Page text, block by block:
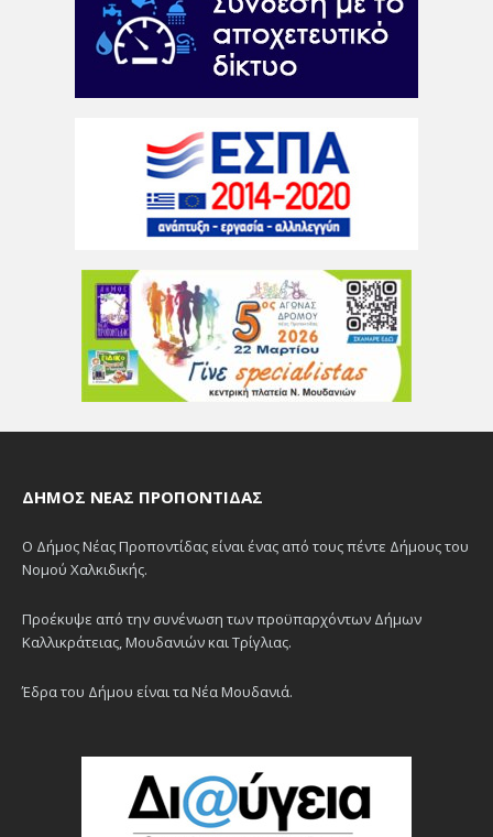
ΔΉΜΟΣ ΝΈΑΣ ΠΡΟΠΟΝΤΊΔΑΣ
Ο Δήμος Νέας Προποντίδας είναι ένας από τους πέντε Δήμους του
Νομού Χαλκιδικής.
Προέκυψε από την συνένωση των προϋπαρχόντων Δήμων
Καλλικράτειας, Μουδανιών και Τρίγλιας.
Έδρα του Δήμου είναι τα Νέα Μουδανιά.